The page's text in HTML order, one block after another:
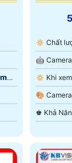
🔅 Chất
Hồng
🎨